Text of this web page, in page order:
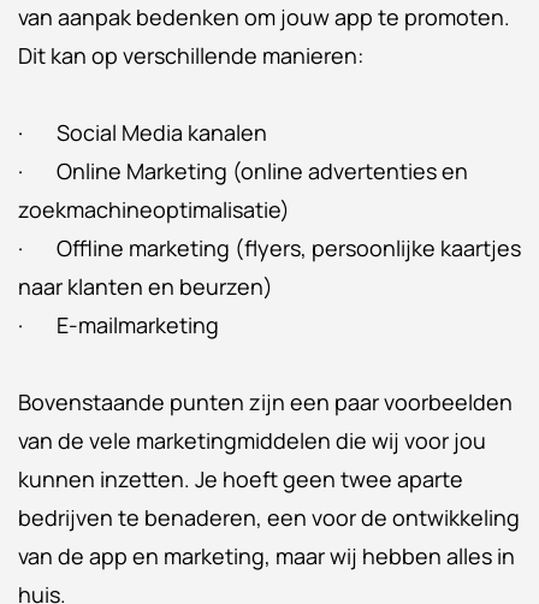
van aanpak bedenken om jouw app te promoten.
Dit kan op verschillende manieren:
· Social Media kanalen
· Online Marketing (online advertenties en
zoekmachineoptimalisatie)
· Offline marketing (flyers, persoonlijke kaartjes
naar klanten en beurzen)
· E-mailmarketing
Bovenstaande punten zijn een paar voorbeelden
van de vele marketingmiddelen die wij voor jou
kunnen inzetten. Je hoeft geen twee aparte
bedrijven te benaderen, een voor de ontwikkeling
van de app en marketing, maar wij hebben alles in
huis.